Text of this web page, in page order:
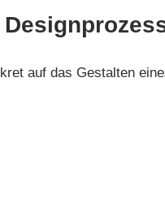
auf das Gestalten